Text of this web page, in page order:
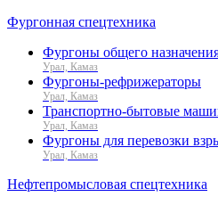
Фургонная спецтехника
Фургоны общего
Урал, Камаз
Фургоны-рефрижераторы
Урал, Камаз
Транспортно-бытовые
Урал, Камаз
Фургоны для перевозки
Урал, Камаз
Нефтепромысловая спецтехника